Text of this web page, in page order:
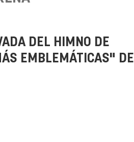
DEL HIMNO DE
EMBLEMÁTICAS" DE